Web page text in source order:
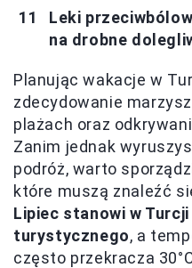
Leki
na drobne
Planując wakacje w
zdecydowanie
plażach oraz
Zanim jednak
podróż, warto
które muszą znaleźć
Lipiec stanowi w
turystycznego, a
często przekracza